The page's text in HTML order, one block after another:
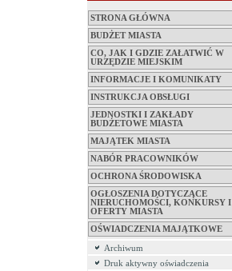
STRONA GŁÓWNA
BUDŻET MIASTA
CO, JAK I GDZIE ZAŁATWIĆ W
URZĘDZIE MIEJSKIM
INFORMACJE I KOMUNIKATY
INSTRUKCJA OBSŁUGI
JEDNOSTKI I ZAKŁADY
BUDŻETOWE MIASTA
MAJĄTEK MIASTA
NABÓR PRACOWNIKÓW
OCHRONA ŚRODOWISKA
OGŁOSZENIA DOTYCZĄCE
NIERUCHOMOŚCI, KONKURSY I
OFERTY MIASTA
OŚWIADCZENIA MAJĄTKOWE
Archiwum
Druk aktywny oświadczenia